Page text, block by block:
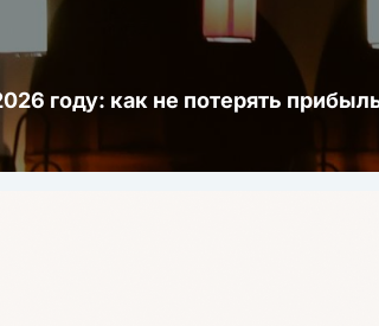
году: как не потерять